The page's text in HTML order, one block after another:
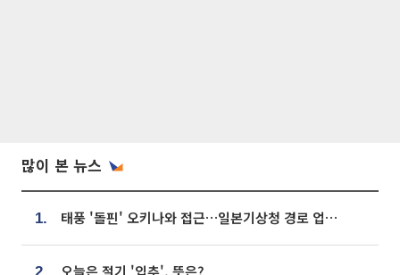
많이 본 뉴스
1. 태풍 '돌핀' 오키나와 접근…일본기상청 경로 업데이트
오늘은 절기 '입추', 뜻은?